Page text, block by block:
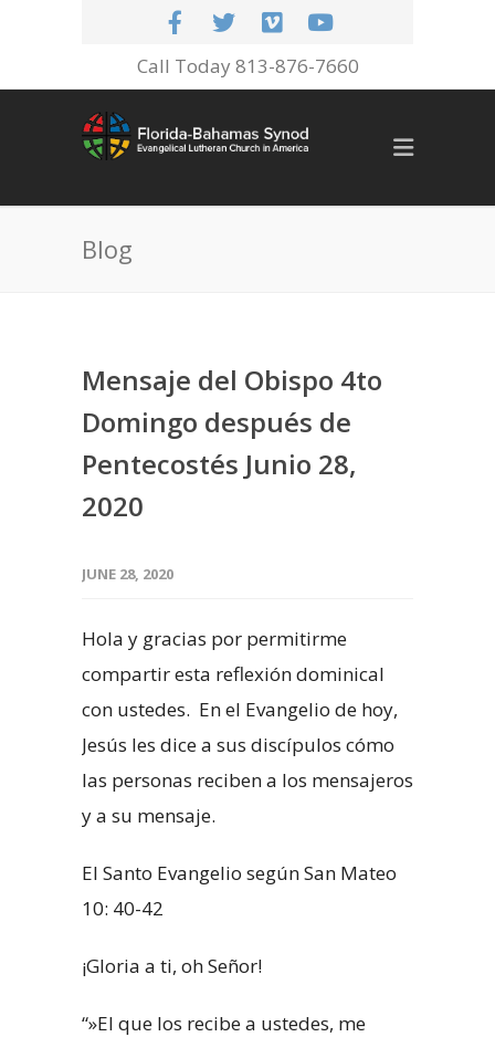
Call Today 813-876-7660
Blog
Mensaje del Obispo 4to
Domingo después de
Pentecostés Junio 28,
2020
JUNE 28, 2020
Hola y gracias por permitirme
compartir esta reflexión dominical
con ustedes. En el Evangelio de hoy,
Jesús les dice a sus discípulos cómo
las personas reciben a los mensajeros
y a su mensaje.
El Santo Evangelio según San Mateo
10: 40-42
¡Gloria a ti, oh Señor!
“»El que los recibe a ustedes, me